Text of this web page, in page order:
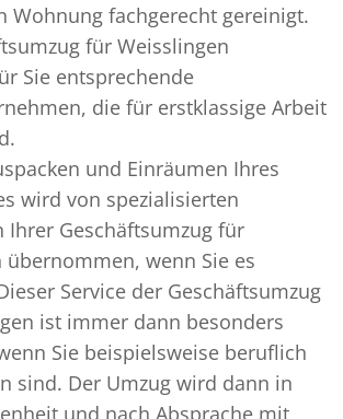
Wohnung fachgerecht gereinigt.
für Weisslingen
Sie entsprechende
die für erstklassige Arbeit
und Einräumen Ihres
wird von spezialisierten
Ihrer Geschäftsumzug für
übernommen, wenn Sie es
Service der Geschäftsumzug
ist immer dann besonders
Sie beispielsweise beruflich
sind. Der Umzug wird dann in
und nach Absprache mit